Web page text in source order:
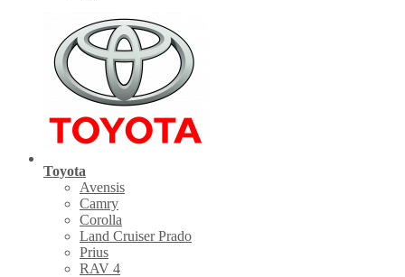
Toyota
Avensis
Camry
Corolla
Land Cruiser Prado
Prius
RAV 4